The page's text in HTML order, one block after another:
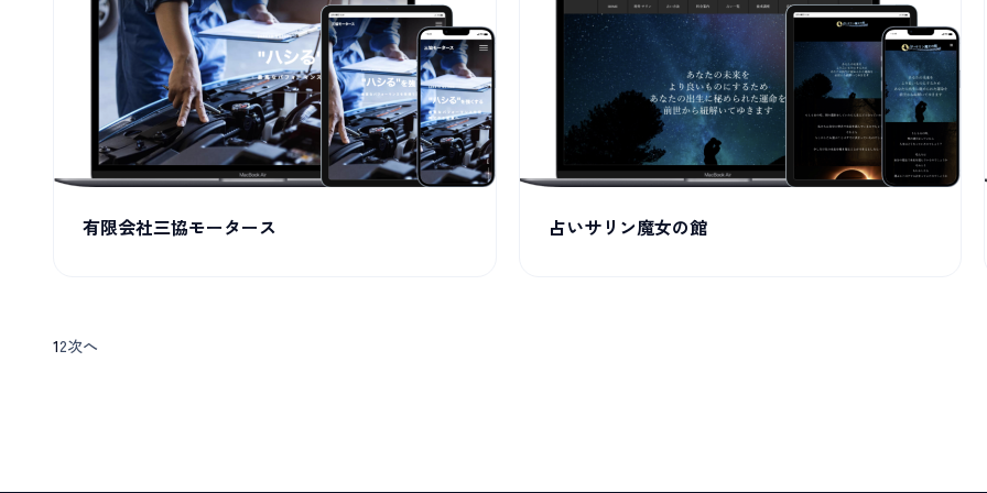
有限会社三協モータース 占いサリン魔女の館
投
12次へ